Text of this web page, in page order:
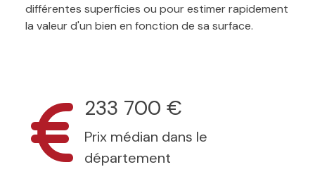
différentes superficies ou pour estimer rapidement
la valeur d'un bien en fonction de sa surface.
233 700 €
Prix médian dans le
département